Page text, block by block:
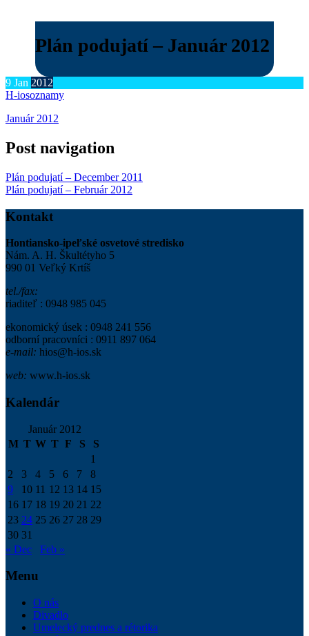
Plán podujatí – Január 2012
9 Jan 2012
H-iosoznamy
Január 2012
Post navigation
Plán podujatí – December 2011
Plán podujatí – Február 2012
Kontakt
Hontiansko-ipeľské osvetové stredisko
Nám. A. H. Škultétyho 5
990 01 Veľký Krtíš
tel./fax:
riaditeľ : 0948 985 045
ekonomický úsek : 0948 241 556
odborní pracovníci : 0911 897 064
e-mail: hios@h-ios.sk
web: www.h-ios.sk
Kalendár
Január 2012
M T W T F S
S
1
2
3 4 5 6 7
8
9
10 11 12 13 14 15
16 17 18 19 20 21 22
23 24 25 26 27 28 29
30 31
« Dec
Feb »
Menu
O nás
Divadlo
Umelecký prednes a rétorika